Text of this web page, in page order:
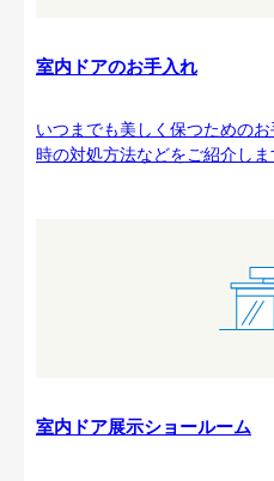
室内ドアのお手入れ
いつまでも美しく保つための
時の対処方法などをご紹介しま
室内ドア展示ショールーム